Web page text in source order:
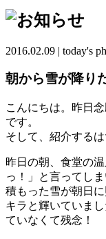
2016.02.09 | today's
朝から雪が降り
こんにちは。昨日
です。
そして、紹介する
昨日の朝、食堂の
っ！」と言ってし
積もった雪が朝日
キラと輝いていま
ていなくて残念！